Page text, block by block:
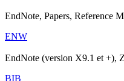
EndNote, Papers, Reference
ENW
EndNote (version X9.1 et +),
BIB